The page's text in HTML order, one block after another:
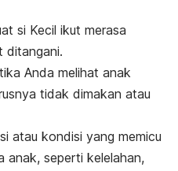
si Kecil ikut merasa
ditangani.
Anda melihat anak
tidak dimakan atau
atau kondisi yang memicu
anak, seperti kelelahan,